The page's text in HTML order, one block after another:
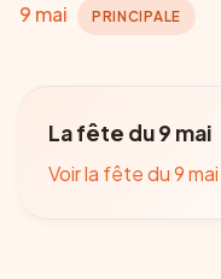
9 mai PRINCIPALE
La fête du 9 mai
Voir la fête du 9 mai